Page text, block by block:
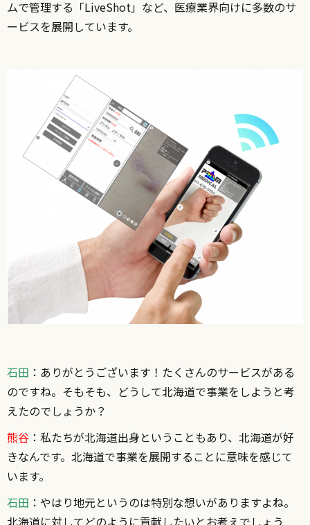
ムで管理する「LiveShot」など、医療業界向けに多数のサ
ービスを展開しています。
石田 ：ありがとうございます！たくさんのサービスがある
のですね。そもそも、どうして北海道で事業をしようと考
えたのでしょうか？
熊谷 ：私たちが北海道出身ということもあり、北海道が好
きなんです。北海道で事業を展開することに意味を感じて
います。
石田 ：やはり地元というのは特別な想いがありますよね。
北海道に対してどのように貢献したいとお考えでしょう